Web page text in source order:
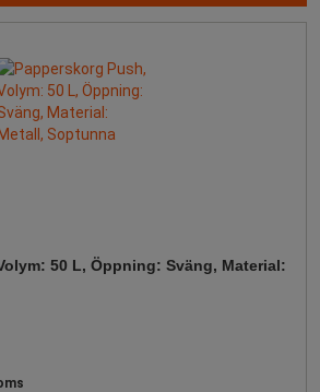
50 L, Öppning: Sväng, Material: